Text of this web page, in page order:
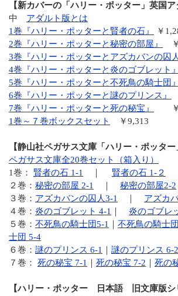
【新カバーの「ハリー・ポッター」英国
中 アダルト版とは
1巻『ハリー・ポッターと賢者の石』
￥
2巻『ハリー・ポッターと秘密の部屋』
3巻『ハリー・ポッターとアズカバンの囚人
4巻『ハリー・ポッターと炎のゴブレット』
5巻『ハリー・ポッターと不死鳥の騎士団』
6巻『ハリー・ポッターと謎のプリンス』
7巻『ハリー・ポッターと死の秘宝』
￥
1巻～７巻ボックスセット
￥9,313
【静山社ペガサス文庫「ハリー・ポッタ
ペガサス文庫全20巻セット（箱入り）
1巻： 賢者の石 1-1
賢者の石 1-２
２巻： 秘密の部屋 2-1
秘密の部屋2-2
３巻： アズカバンの囚人3-1
アズカ
４巻： 炎のゴブレット 4-1 炎のゴブレ
５巻： 不死鳥の騎士団5-1 不死鳥の騎士
士団 5-4
６巻： 謎のプリンス 6-1 謎のプリンス 6-2
７巻： 死の秘宝 7-1 死の秘宝 7-2 死の
【ハリー・ポッター 日本語 旧文庫版シ